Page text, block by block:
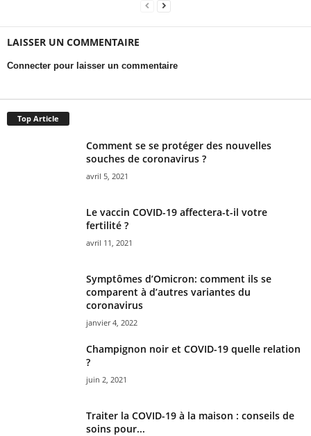
LAISSER UN COMMENTAIRE
Connecter pour laisser un commentaire
Top Article
Comment se se protéger des nouvelles
souches de coronavirus ?
avril 5, 2021
Le vaccin COVID-19 affectera-t-il votre
fertilité ?
avril 11, 2021
Symptômes d’Omicron: comment ils se
comparent à d’autres variantes du
coronavirus
janvier 4, 2022
Champignon noir et COVID-19 quelle relation
?
juin 2, 2021
Traiter la COVID-19 à la maison : conseils de
soins pour...